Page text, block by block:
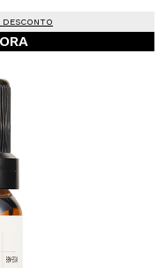
DESCONTO